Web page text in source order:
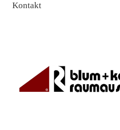
Kontakt